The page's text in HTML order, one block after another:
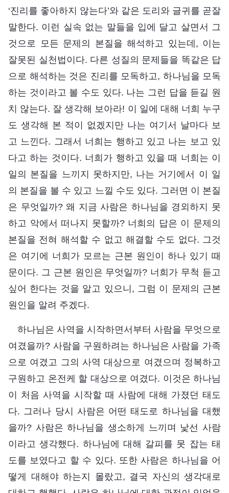
‘진리를 좋아하지 않는다’와 같은 도리와 글귀를 곧잘
말한다. 이런 실속 없는 말들을 입에 달고 살면서 그
것으로 모든 문제의 본질을 해석하고 있는데, 이는
잘못된 실천법이다. 다른 성질의 문제들을 똑같은 답
으로 해석하는 것은 진리를 모독하고, 하나님을 모독
하는 것이라고 볼 수도 있다. 나는 그런 답을 듣길 원
치 않는다. 잘 생각해 보아라! 이 일에 대해 너희 누구
도 생각해 본 적이 없겠지만 나는 여기서 날마다 보
고 느낀다. 그래서 너희는 행하고 있고 나는 보고 있
다고 하는 것이다. 너희가 행하고 있을 때 너희는 이
일의 본질을 느끼지 못하지만, 나는 거기에서 이 일
의 본질을 볼 수 있고 느낄 수도 있다. 그러면 이 본질
은 무엇일까? 왜 지금 사람은 하나님을 경외하지 못
하고 악에서 떠나지 못할까? 너희의 답은 이 문제의
본질을 전혀 해석할 수 없고 해결할 수도 없다. 그것
은 여기에 너희가 모르는 근본 원인이 하나 있기 때
문이다. 그 근본 원인은 무엇일까? 너희가 무척 듣고
싶어 한다는 것을 알고 있으니, 그럼 이 문제의 근본
원인을 알려 주겠다.
하나님은 사역을 시작하면서부터 사람을 무엇으로
여겼을까? 사람을 구원하려는 하나님은 사람을 가족
으로 여겼고 그의 사역 대상으로 여겼으며 정복하고
구원하고 온전케 할 대상으로 여겼다. 이것은 하나님
이 처음 사역을 시작할 때 사람에 대해 가졌던 태도
다. 그러나 당시 사람은 어떤 태도로 하나님을 대했
을까? 사람은 하나님을 생소하게 느끼며 낯선 사람
이라고 생각했다. 하나님에 대해 갈피를 못 잡는 태
도를 보였다고 할 수 있다. 또한 사람은 하나님을 어
떻게 대해야 하는지 몰랐고, 결국 자신의 생각대로